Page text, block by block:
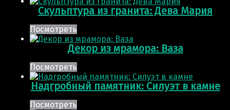
Скульптура из гранита: Дева Мария
Посмотреть
Декор из мрамора: Ваза
Посмотреть
Надгробный памятник: Силуэт в камне
Посмотреть